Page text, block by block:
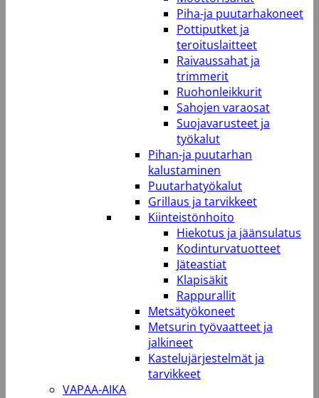
Piha-ja puutarhakoneet
Pottiputket ja
teroituslaitteet
Raivaussahat ja
trimmerit
Ruohonleikkurit
Sahojen varaosat
Suojavarusteet ja
työkalut
Pihan-ja puutarhan
kalustaminen
Puutarhatyökalut
Grillaus ja tarvikkeet
Kiinteistönhoito
Hiekotus ja jäänsulatus
Kodinturvatuotteet
Jäteastiat
Klapisäkit
Rappurallit
Metsätyökoneet
Metsurin työvaatteet ja
jalkineet
Kastelujärjestelmät ja
tarvikkeet
VAPAA-AIKA